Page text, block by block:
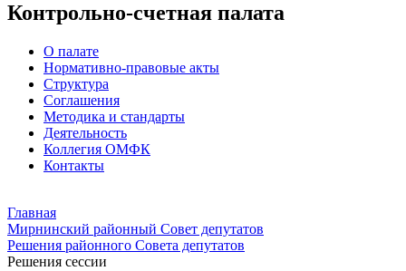
Контрольно-счетная палата
О палате
Нормативно-правовые акты
Структура
Соглашения
Методика и стандарты
Деятельность
Коллегия ОМФК
Контакты
Главная
Мирнинский районный Совет депутатов
Решения районного Совета депутатов
Решения сессии